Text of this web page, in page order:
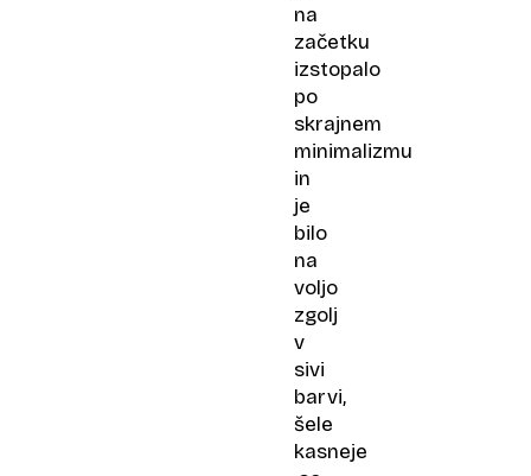
na
začetku
izstopalo
po
skrajnem
minimalizmu
in
je
bilo
na
voljo
zgolj
v
sivi
barvi,
šele
kasneje